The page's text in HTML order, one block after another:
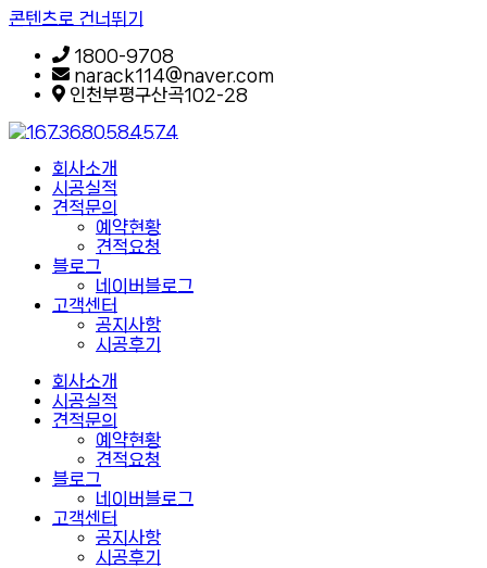
콘텐츠로 건너뛰기
1800-9708
narack114@naver.com
인천부평구산곡102-28
회사소개
시공실적
견적문의
예약현황
견적요청
블로그
네이버블로그
고객센터
공지사항
시공후기
회사소개
시공실적
견적문의
예약현황
견적요청
블로그
네이버블로그
고객센터
공지사항
시공후기